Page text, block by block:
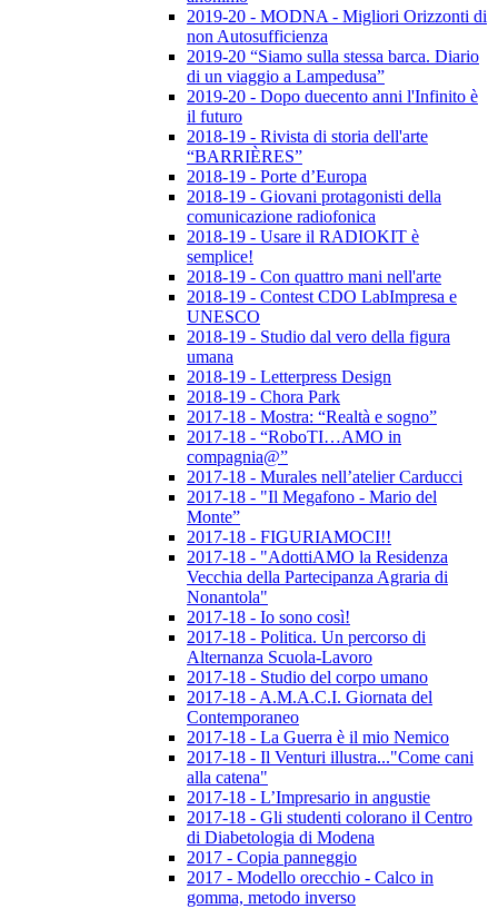
2019-20 - MODNA - Migliori Orizzonti di
non Autosufficienza
2019-20 “Siamo sulla stessa barca. Diario
di un viaggio a Lampedusa”
2019-20 - Dopo duecento anni l'Infinito è
il futuro
2018-19 - Rivista di storia dell'arte
“BARRIÈRES”
2018-19 - Porte d’Europa
2018-19 - Giovani protagonisti della
comunicazione radiofonica
2018-19 - Usare il RADIOKIT è
semplice!
2018-19 - Con quattro mani nell'arte
2018-19 - Contest CDO LabImpresa e
UNESCO
2018-19 - Studio dal vero della figura
umana
2018-19 - Letterpress Design
2018-19 - Chora Park
2017-18 - Mostra: “Realtà e sogno”
2017-18 - “RoboTI…AMO in
compagnia@”
2017-18 - Murales nell’atelier Carducci
2017-18 - "Il Megafono - Mario del
Monte”
2017-18 - FIGURIAMOCI!!
2017-18 - "AdottiAMO la Residenza
Vecchia della Partecipanza Agraria di
Nonantola"
2017-18 - Io sono così!
2017-18 - Politica. Un percorso di
Alternanza Scuola-Lavoro
2017-18 - Studio del corpo umano
2017-18 - A.M.A.C.I. Giornata del
Contemporaneo
2017-18 - La Guerra è il mio Nemico
2017-18 - Il Venturi illustra..."Come cani
alla catena"
2017-18 - L’Impresario in angustie
2017-18 - Gli studenti colorano il Centro
di Diabetologia di Modena
2017 - Copia panneggio
2017 - Modello orecchio - Calco in
gomma, metodo inverso